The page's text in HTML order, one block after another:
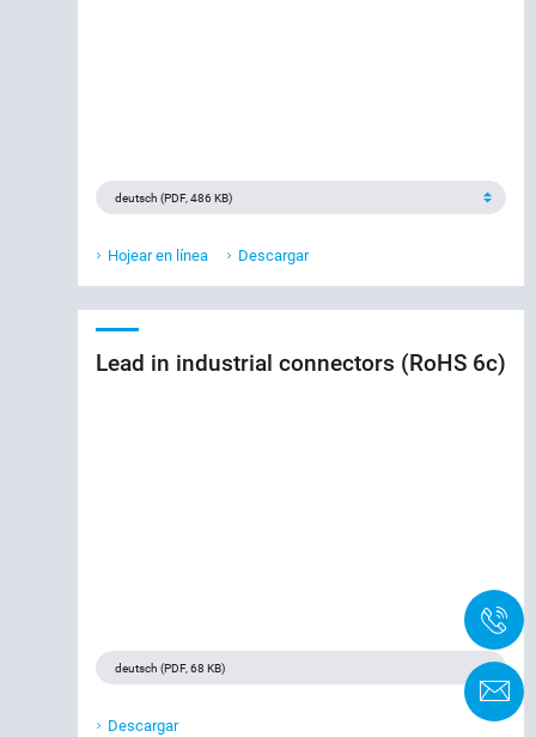
Hojear en línea Descargar
Lead in industrial connectors (RoHS 6c)
Descargar